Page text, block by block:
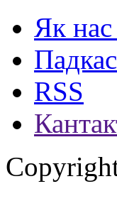
Як нас
RSS